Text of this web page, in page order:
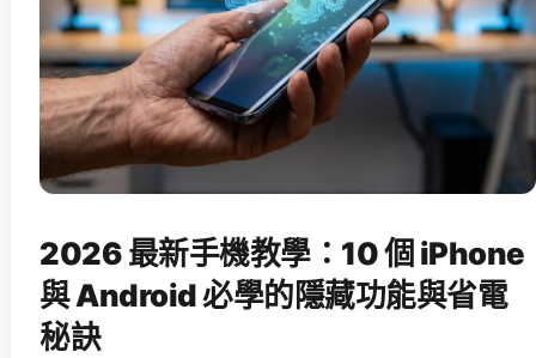
2026 最新手機教學：10 個 iPhone
與 Android 必學的隱藏功能與省電
秘訣